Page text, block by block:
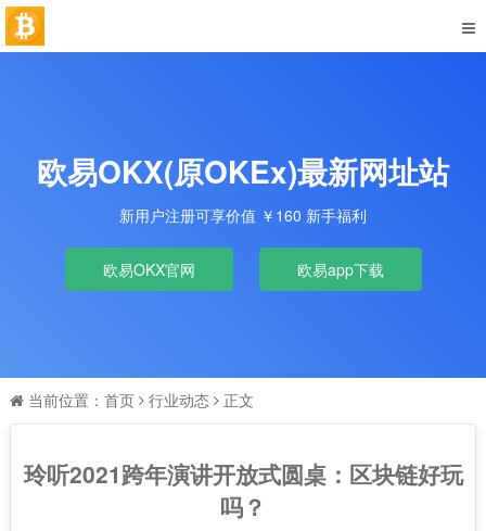
欧易OKX(原OKEx)最新网址站
新用户注册可享价值 ￥160 新手福利
欧易OKX官网 欧易app下载
当前位置： 首页 行业动态 正文
玲听2021跨年演讲开放式圆桌：区块链好玩
吗？